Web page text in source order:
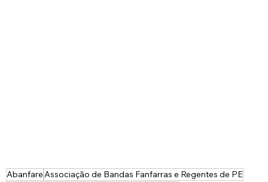
AbanfareAssociação de Bandas Fanfarras e Regentes de PE